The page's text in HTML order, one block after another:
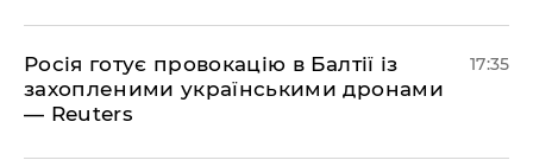
Росія готує провокацію в Балтії із
захопленими українськими дронами
— Reuters
17:35